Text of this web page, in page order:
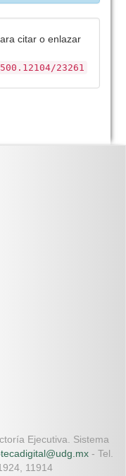
citar o enlazar
23261
Ejecutiva. Sistema
- Tel.
11914